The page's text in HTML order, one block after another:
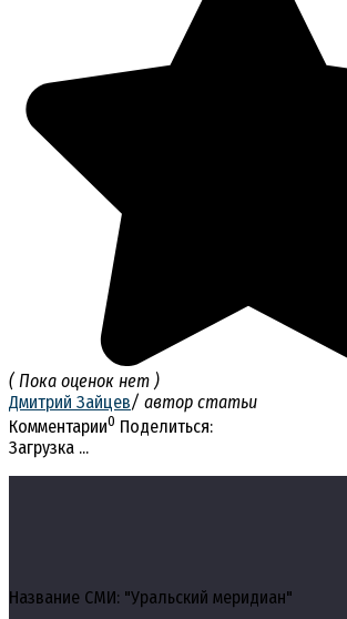
( Пока оценок нет )
Дмитрий Зайцев/ автор статьи
Комментарии0 Поделиться:
Загрузка ...
Название СМИ: "Уральский меридиан"